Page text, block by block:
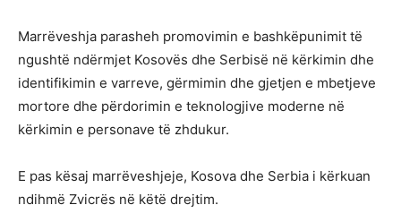
Marrëveshja parasheh promovimin e bashkëpunimit të
ngushtë ndërmjet Kosovës dhe Serbisë në kërkimin dhe
identifikimin e varreve, gërmimin dhe gjetjen e mbetjeve
mortore dhe përdorimin e teknologjive moderne në
kërkimin e personave të zhdukur.
E pas kësaj marrëveshjeje, Kosova dhe Serbia i kërkuan
ndihmë Zvicrës në këtë drejtim.